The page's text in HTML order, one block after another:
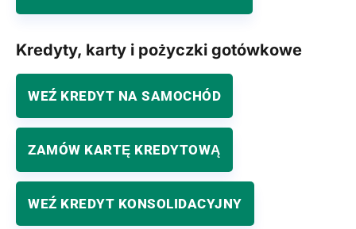
Kredyty, karty i pożyczki gotówkowe
WEŹ KREDYT NA SAMOCHÓD
ZAMÓW KARTĘ KREDYTOWĄ
WEŹ KREDYT KONSOLIDACYJNY